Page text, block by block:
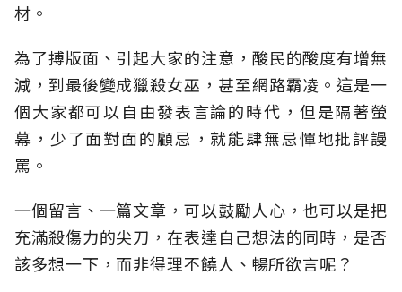
材。
為了搏版面、引起大家的注意，酸民的酸度有增無
減，到最後變成獵殺女巫，甚至網路霸凌。這是一
個大家都可以自由發表言論的時代，但是隔著螢
幕，少了面對面的顧忌，就能肆無忌憚地批評謾
罵。
一個留言、一篇文章，可以鼓勵人心，也可以是把
充滿殺傷力的尖刀，在表達自己想法的同時，是否
該多想一下，而非得理不饒人、暢所欲言呢？